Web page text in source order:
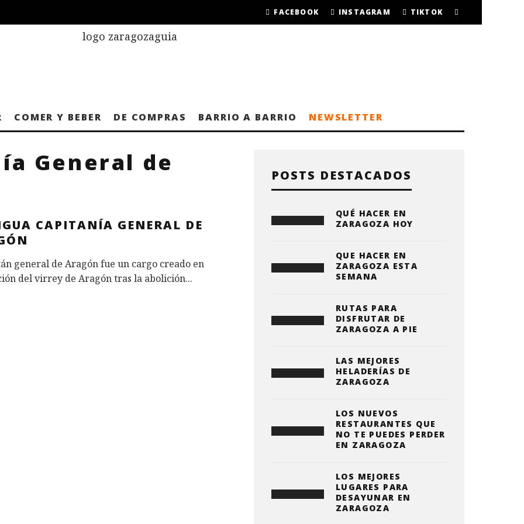
FACEBOOK INSTAGRAM TIKTOK
COMER Y BEBER DE COMPRAS BARRIO A BARRIO NEWSLETTER
General de
CAPITANÍA GENERAL DE
general de Aragón fue un cargo creado en
del virrey de Aragón tras la abolición...
POSTS DESTACADOS
QUÉ HACER EN
ZARAGOZA HOY
QUE HACER EN
ZARAGOZA ESTA
SEMANA
RUTAS PARA
DISFRUTAR DE
ZARAGOZA A PIE
LAS MEJORES
HELADERÍAS DE
ZARAGOZA
LOS NUEVOS
RESTAURANTES QUE
NO TE PUEDES PERDER
EN ZARAGOZA
LOS MEJORES
LUGARES PARA
DESAYUNAR EN
ZARAGOZA